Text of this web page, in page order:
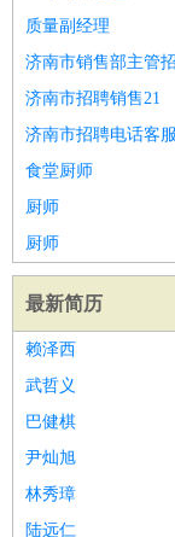
质量副经理
济南市销售部主管
济南市招聘销售21
济南市招聘电话客
食堂厨师
厨师
厨师
最新简历
赖泽西
武哲义
巴健棋
尹灿旭
林秀璋
陆远仁